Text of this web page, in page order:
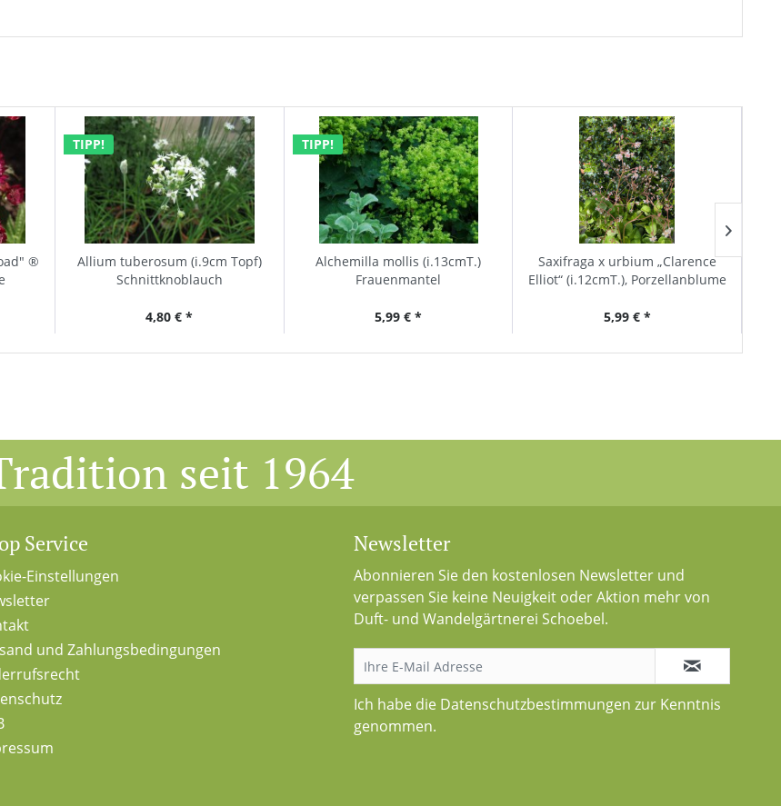
®
TIPP!
Allium tuberosum (i.9cm Topf)
Schnittknoblauch
4,80 € *
TIPP!
Alchemilla mollis (i.13cmT.)
Frauenmantel
5,99 € *
Saxifraga x urbium „Clarence
Elliot“ (i.12cmT.), Porzellanblume
5,99 € *
seit 1964
Service
Einstellungen
und Zahlungsbedingungen
Newsletter
Abonnieren Sie den kostenlosen Newsletter und
verpassen Sie keine Neuigkeit oder Aktion mehr von
Duft- und Wandelgärtnerei Schoebel.
Ich habe die Datenschutzbestimmungen zur Kenntnis
genommen.